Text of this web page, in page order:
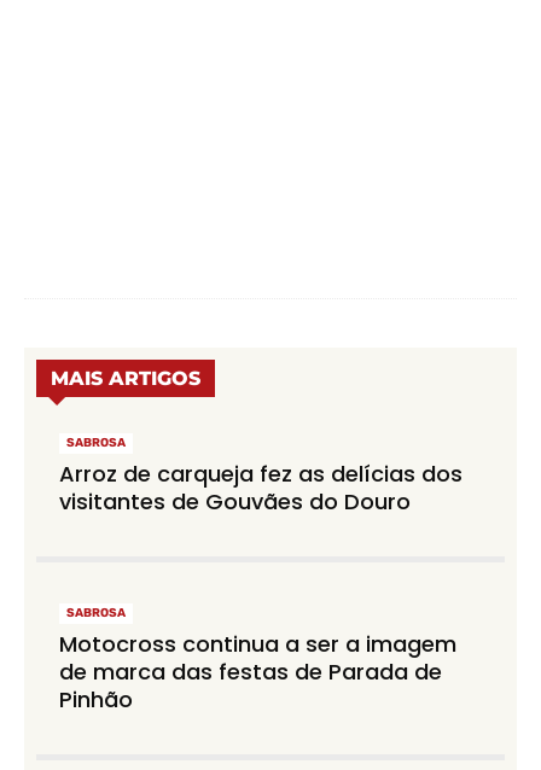
MAIS ARTIGOS
SABROSA
Arroz de carqueja fez as delícias dos
visitantes de Gouvães do Douro
SABROSA
Motocross continua a ser a imagem
de marca das festas de Parada de
Pinhão